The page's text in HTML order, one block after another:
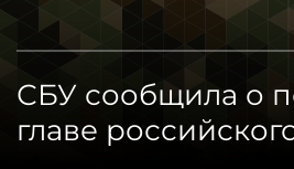
СБУ сообщила о
главе